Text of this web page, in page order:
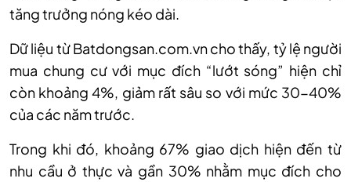
tăng trưởng nóng kéo dài.
Dữ liệu từ Batdongsan.com.vn cho thấy, tỷ lệ người
mua chung cư với mục đích “lướt sóng” hiện chỉ
còn khoảng 4%, giảm rất sâu so với mức 30-40%
của các năm trước.
Trong khi đó, khoảng 67% giao dịch hiện đến từ
nhu cầu ở thực và gần 30% nhằm mục đích cho